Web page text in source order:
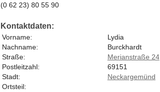
(0 62 23) 80 55 90
Kontaktdaten:
Vorname:
Lydia
Nachname:
Burckhardt
Straße:
Merianstraße 24
Postleitzahl:
69151
Stadt:
Neckargemünd
Ortsteil: